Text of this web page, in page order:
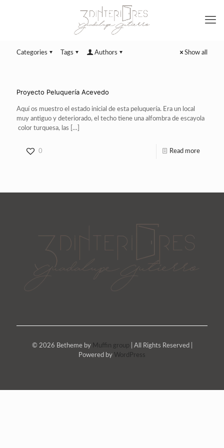
Categories Tags Authors Show all
Proyecto Peluquería Acevedo
Aquí os muestro el estado inicial de esta peluquería. Era un local
muy antiguo y deteriorado, el techo tiene una alfombra de escayola
color turquesa, las […]
0 Read more
© 2026 Betheme by Muffin group | All Rights Reserved |
Powered by WordPress